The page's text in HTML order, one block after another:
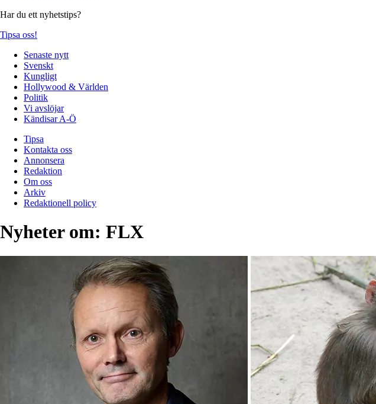
Har du ett nyhetstips?
Tipsa oss!
Senaste nytt
Svenskt
Kungligt
Hollywood & Världen
Politik
Vi avslöjar
Kändisar A-Ö
Tipsa
Kontakta oss
Annonsera
Redaktion
Om oss
Arkiv
Redaktionell policy
Nyheter om: FLX